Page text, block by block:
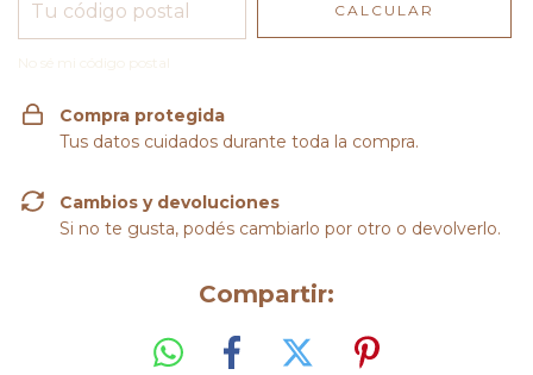
CALCULAR
No sé mi código postal
Compra protegida
Tus datos cuidados durante toda la compra.
Cambios y devoluciones
Si no te gusta, podés cambiarlo por otro o devolverlo.
Compartir: